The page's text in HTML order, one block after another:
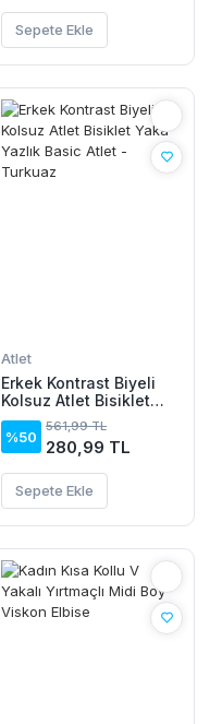
Sepete Ekle
Atlet
Erkek Kontrast Biyeli
Kolsuz Atlet Bisiklet
Yaka Yazlık Basic Atlet
- Turkuaz
%50
561,99 TL
280,99 TL
Sepete Ekle